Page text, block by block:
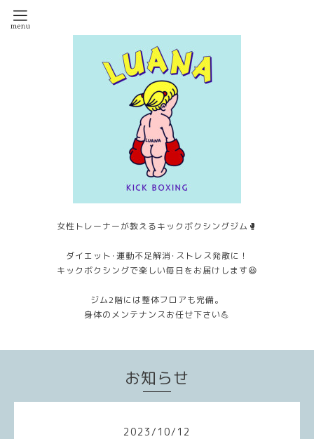
女性トレーナーが教えるキックボクシングジム🥊
ダイエット･運動不足解消･ストレス発散に！
キックボクシングで楽しい毎日をお届けします😆
ジム2階には整体フロアも完備。
身体のメンテナンスお任せ下さい💪
お知らせ
2023/ 10/ 12